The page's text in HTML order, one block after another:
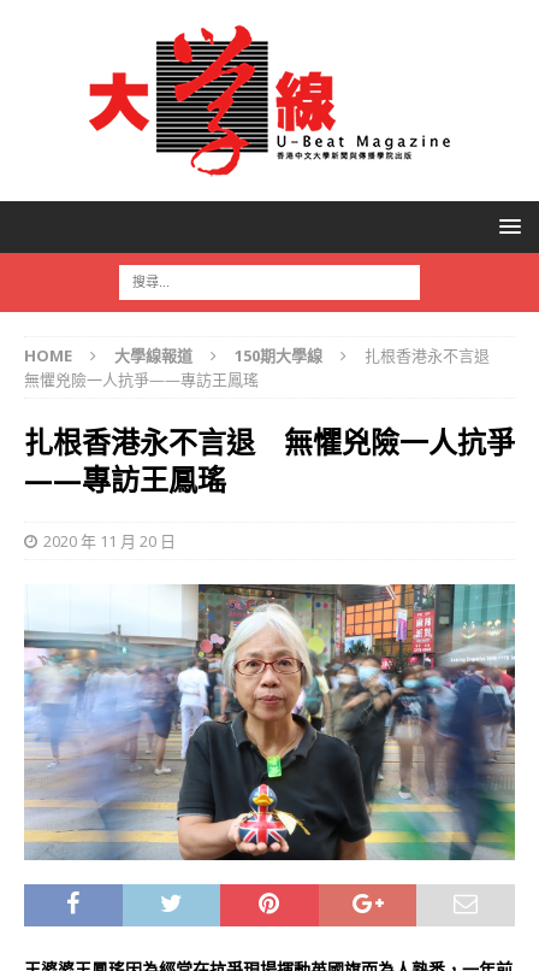
HOME 大學線報道 150期大學線
扎根香港永不言退
無懼兇險一人抗爭——專訪王鳳瑤
扎根香港永不言退 無懼兇險一人抗爭
——專訪王鳳瑤
2020 年 11 月 20 日